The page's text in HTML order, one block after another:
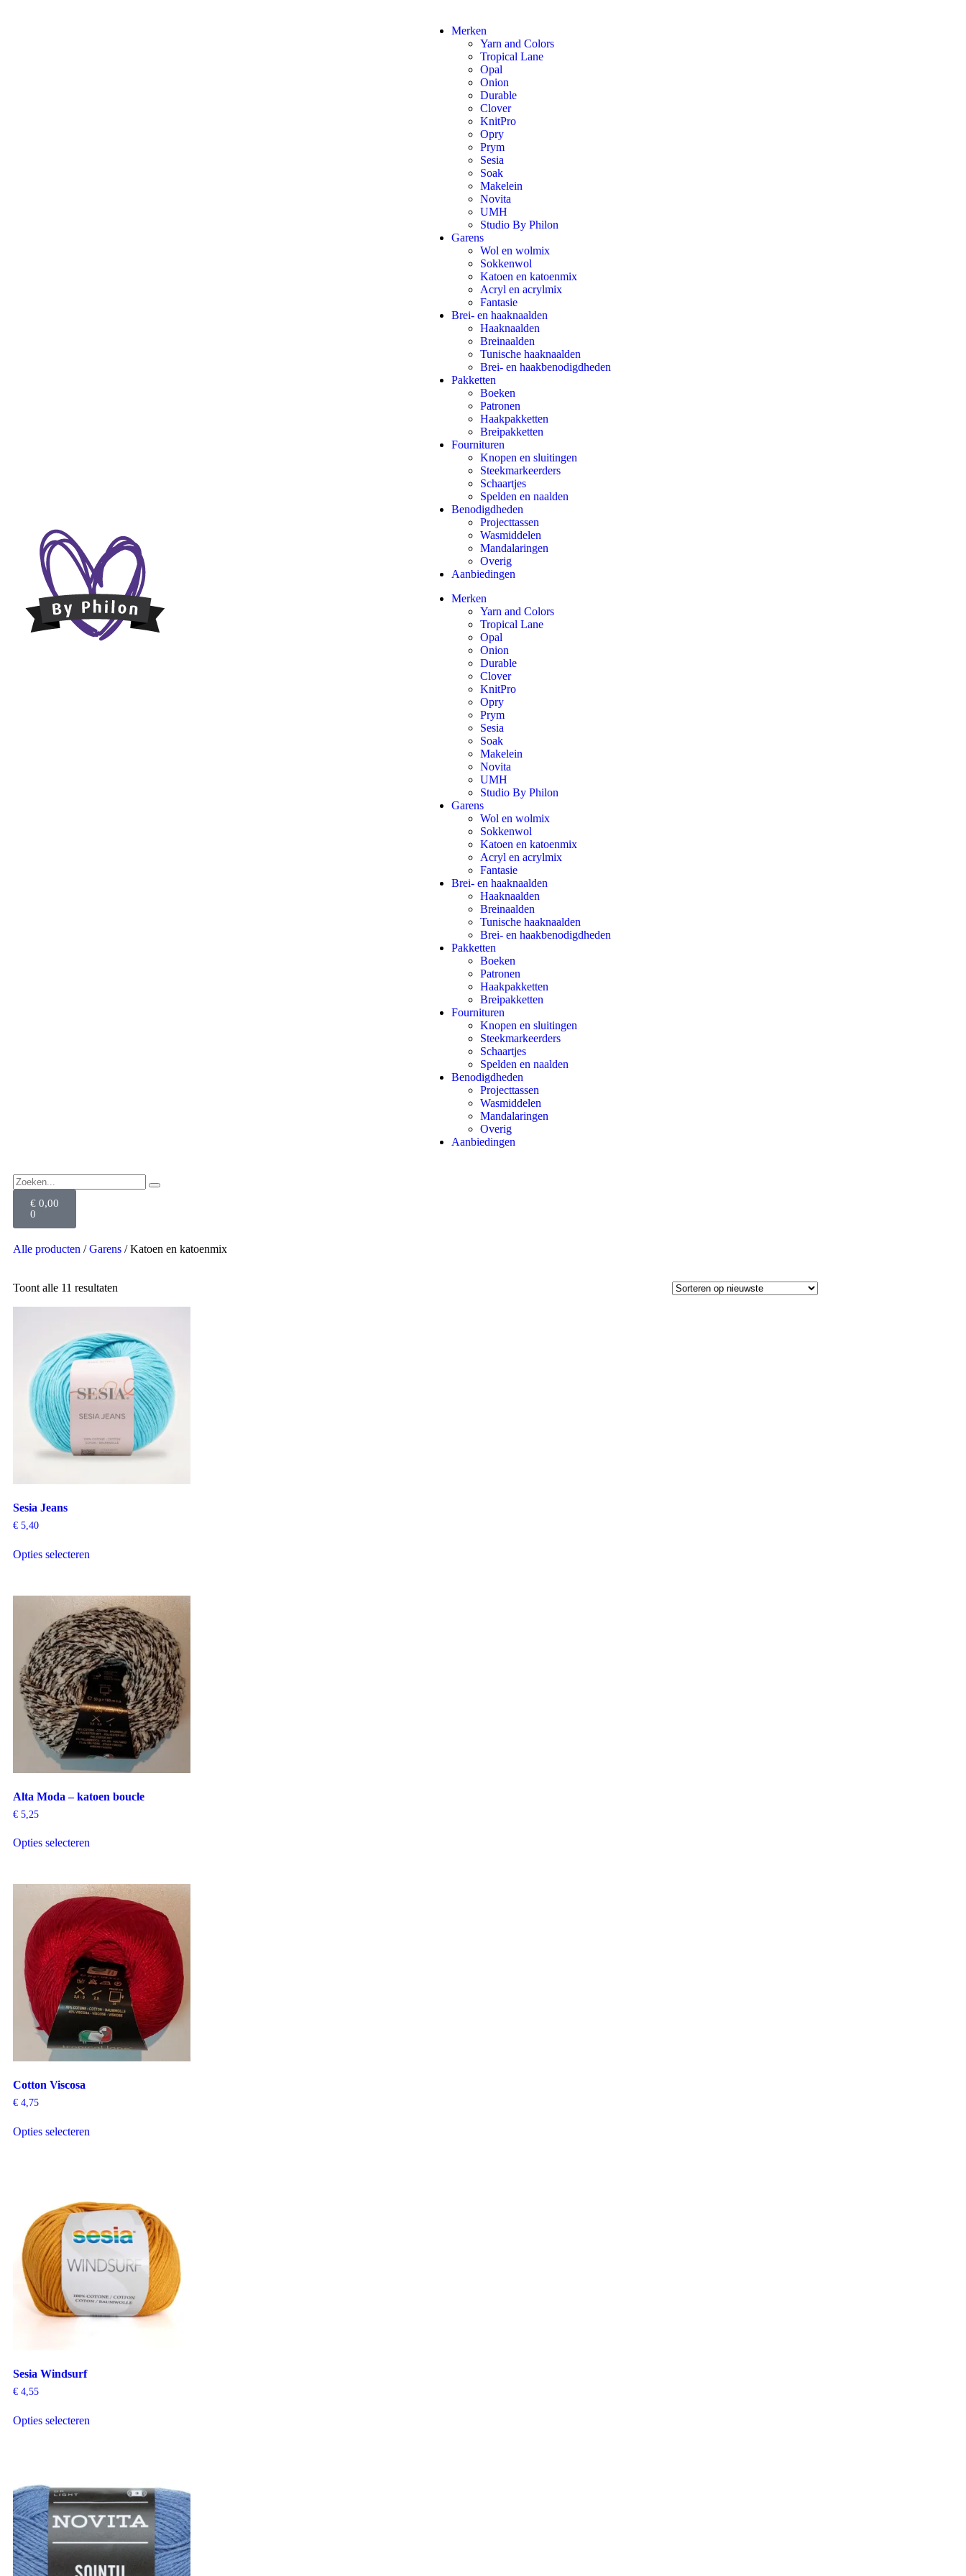
Merken
Yarn and Colors
Tropical Lane
Opal
Onion
Durable
Clover
KnitPro
Opry
Prym
Sesia
Soak
Makelein
Novita
UMH
Studio By Philon
Garens
Wol en wolmix
Sokkenwol
Katoen en katoenmix
Acryl en acrylmix
Fantasie
Brei- en haaknaalden
Haaknaalden
Breinaalden
Tunische haaknaalden
Brei- en haakbenodigdheden
Pakketten
Boeken
Patronen
Haakpakketten
Breipakketten
Fournituren
Knopen en sluitingen
Steekmarkeerders
Schaartjes
Spelden en naalden
Benodigdheden
Projecttassen
Wasmiddelen
Mandalaringen
Overig
Aanbiedingen
Merken
Yarn and Colors
Tropical Lane
Opal
Onion
Durable
Clover
KnitPro
Opry
Prym
Sesia
Soak
Makelein
Novita
UMH
Studio By Philon
Garens
Wol en wolmix
Sokkenwol
Katoen en katoenmix
Acryl en acrylmix
Fantasie
Brei- en haaknaalden
Haaknaalden
Breinaalden
Tunische haaknaalden
Brei- en haakbenodigdheden
Pakketten
Boeken
Patronen
Haakpakketten
Breipakketten
Fournituren
Knopen en sluitingen
Steekmarkeerders
Schaartjes
Spelden en naalden
Benodigdheden
Projecttassen
Wasmiddelen
Mandalaringen
Overig
Aanbiedingen
€ 0,00
0
Alle producten /Garens / Katoen en katoenmix
Toont alle 11 resultaten
Sesia Jeans
€ 5,40
Opties selecteren
Alta Moda – katoen boucle
€ 5,25
Opties selecteren
Cotton Viscosa
€ 4,75
Opties selecteren
Sesia Windsurf
€ 4,55
Opties selecteren